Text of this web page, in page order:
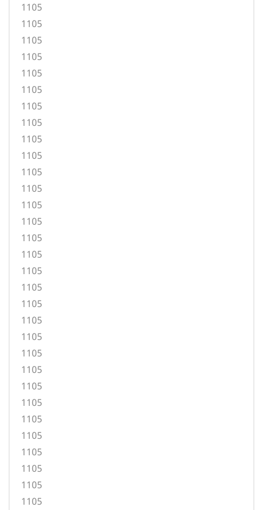
1105
1105
1105
1105
1105
1105
1105
1105
1105
1105
1105
1105
1105
1105
1105
1105
1105
1105
1105
1105
1105
1105
1105
1105
1105
1105
1105
1105
1105
1105
1105